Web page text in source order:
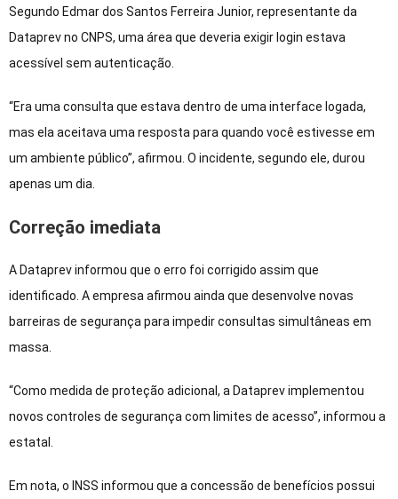
Segundo Edmar dos Santos Ferreira Junior, representante da
Dataprev no CNPS, uma área que deveria exigir login estava
acessível sem autenticação.
“Era uma consulta que estava dentro de uma interface logada,
mas ela aceitava uma resposta para quando você estivesse em
um ambiente público”, afirmou. O incidente, segundo ele, durou
apenas um dia.
Correção imediata
A Dataprev informou que o erro foi corrigido assim que
identificado. A empresa afirmou ainda que desenvolve novas
barreiras de segurança para impedir consultas simultâneas em
massa.
“Como medida de proteção adicional, a Dataprev implementou
novos controles de segurança com limites de acesso”, informou a
estatal.
Em nota, o INSS informou que a concessão de benefícios possui